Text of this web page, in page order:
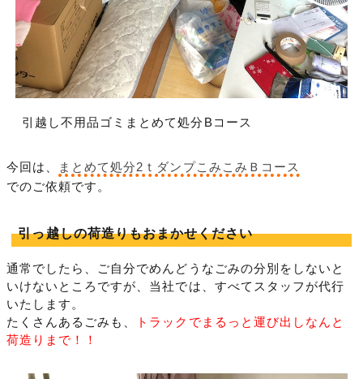
引越し不用品ゴミまとめて処分Bコース
今回は、
まとめて処分2ｔダンプこみこみＢコース
でのご依頼です。
引っ越しの荷造りもおまかせください
通常でしたら、ご自分でめんどうなごみの分別をしないと
いけないところですが、当社では、すべてスタッフが代行
いたします。
たくさんあるごみも、
トラックでまるっと運び出しなんと
荷造りまで！！